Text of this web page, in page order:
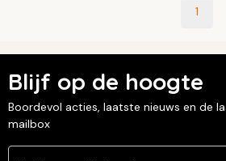
1
Blijf op de hoogte
Boordevol acties, laatste nieuws en de
mailbox